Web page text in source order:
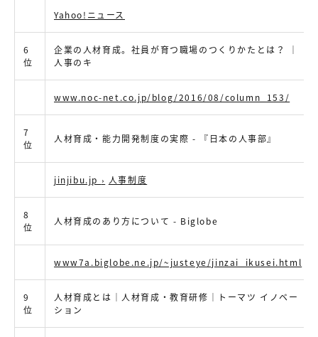
Yahoo! ニュース
6
位
企業の人材育成。社員が育つ職場のつくりかたとは？ ｜
人事のキ
www.noc-net.co.jp/blog/2016/08/column_153/
7
位
人材育成・能力開発制度の実際 - 『日本の人事部』
jinjibu.jp › 人事制度
8
位
人材育成のあり方について - Biglobe
www7a.biglobe.ne.jp/~justeye/jinzai_ikusei.html
9
位
人材育成とは｜人材育成・教育研修｜トーマツ イノベー
ション